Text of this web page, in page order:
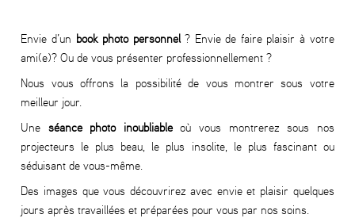
Envie d’un book photo personnel? Envie de faire plaisir à votre
ami(e)? Ou de vous présenter professionnellement ?
Nous vous offrons la possibilité de vous montrer sous votre
meilleur jour.
Une séance photo inoubliableoù vous montrerez sous nos
projecteurs le plus beau, le plus insolite, le plus fascinant ou
séduisant de vous-même.
Des images que vous découvrirez avec envie et plaisir quelques
jours après travaillées et préparées pour vous par nos soins.